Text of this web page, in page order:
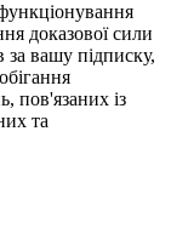
доказової сили
за вашу підписку,
пов'язаних із
та